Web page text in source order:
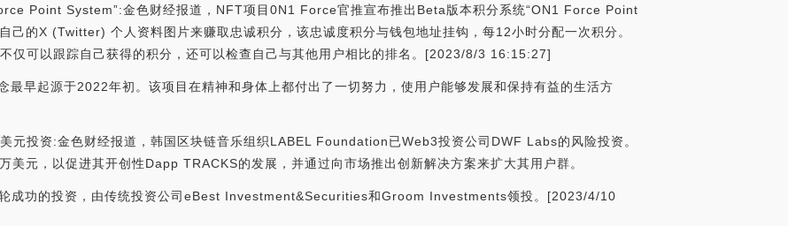
Point System”:金色财经报道，NFT项目0N1 Force官推宣布推出Beta版本积分系统“ON1 Force Point
己的X (Twitter) 个人资料图片来赚取忠诚积分，该忠诚度积分与钱包地址挂钩，每12小时分配一次积分。
仅可以跟踪自己获得的积分，还可以检查自己与其他用户相比的排名。[2023/8/3 16:15:27]
早起源于2022年初。该项目在精神和身体上都付出了一切努力，使用户能够发展和保持有益的生活方
投资:金色财经报道，韩国区块链音乐组织LABEL Foundation已Web3投资公司DWF Labs的风险投资。
元，以促进其开创性Dapp TRACKS的发展，并通过向市场推出创新解决方案来扩大其用户群。
成功的投资，由传统投资公司eBest Investment&Securities和Groom Investments领投。[2023/4/10